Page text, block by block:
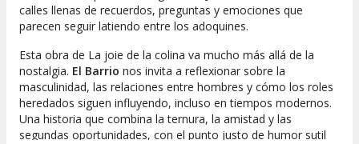
calles llenas de recuerdos, preguntas y emociones que
parecen seguir latiendo entre los adoquines.
Esta obra de La joie de la colina va mucho más allá de la
nostalgia. El Barrio nos invita a reflexionar sobre la
masculinidad, las relaciones entre hombres y cómo los roles
heredados siguen influyendo, incluso en tiempos modernos.
Una historia que combina la ternura, la amistad y las
segundas oportunidades, con el punto justo de humor sutil